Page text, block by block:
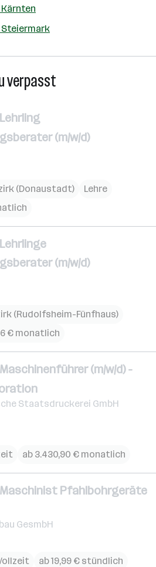
verpasst
Lehrling
(m/w/d)
(Donaustadt)
Lehre
Lehrlinge
(m/w/d)
(Rudolfsheim-Fünfhaus)
€ monatlich
Maschinenführer (m/w/d) -
Staatsdruckerei GmbH
ab 3.430,90 € monatlich
Maschinist Pfahlbohrgeräte
GesmbH
ab 19,99 € stündlich